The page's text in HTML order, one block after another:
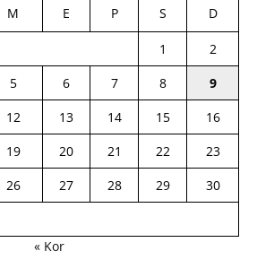
M E P S D
1
2
5 6 7 8
9
12 13 14 15
16
19 20 21 22
23
26 27 28 29
30
« Kor